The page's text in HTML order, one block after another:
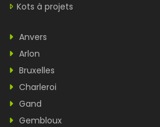
Kots à projets
Anvers
Arlon
Bruxelles
Charleroi
Gand
Gembloux